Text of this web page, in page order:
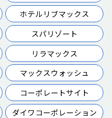
ホテルリブマックス
スパリゾート
リラマックス
マックスウォッシュ
コーポレートサイト
ダイワコーポレーション